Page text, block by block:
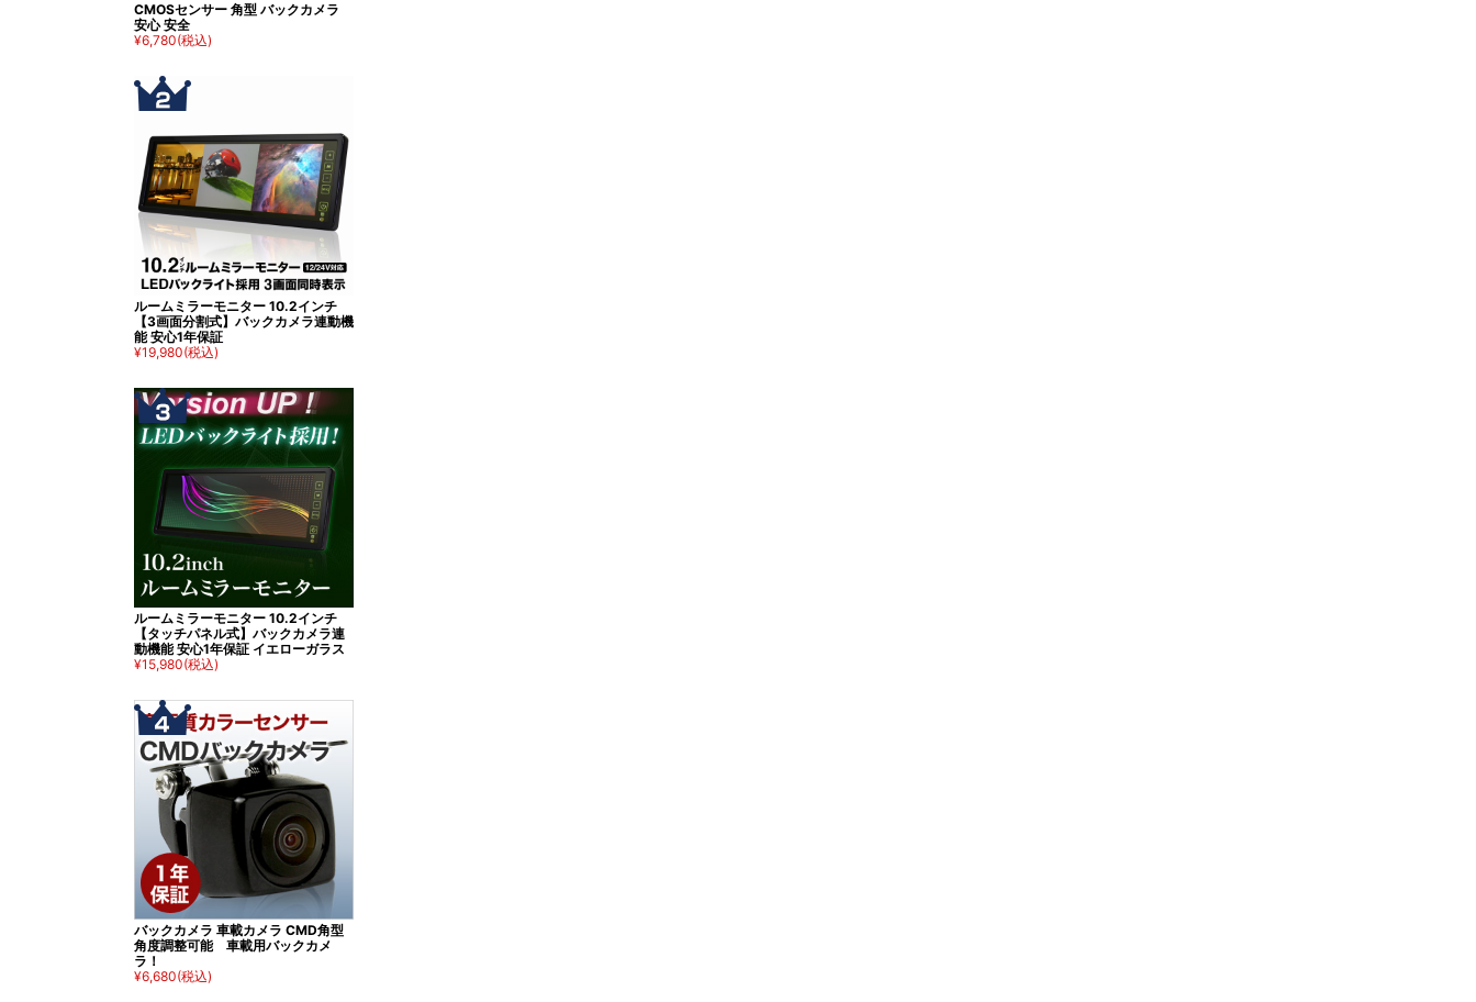
CMOSセンサー 角型 バックカメラ
安心 安全
¥6,780(税込)
ルームミラーモニター 10.2インチ
【3画面分割式】バックカメラ連動機
能 安心1年保証
¥19,980(税込)
ルームミラーモニター 10.2インチ
【タッチパネル式】バックカメラ連
動機能 安心1年保証 イエローガラス
¥15,980(税込)
バックカメラ 車載カメラ CMD角型
角度調整可能 車載用バックカメ
ラ！
¥6,680(税込)